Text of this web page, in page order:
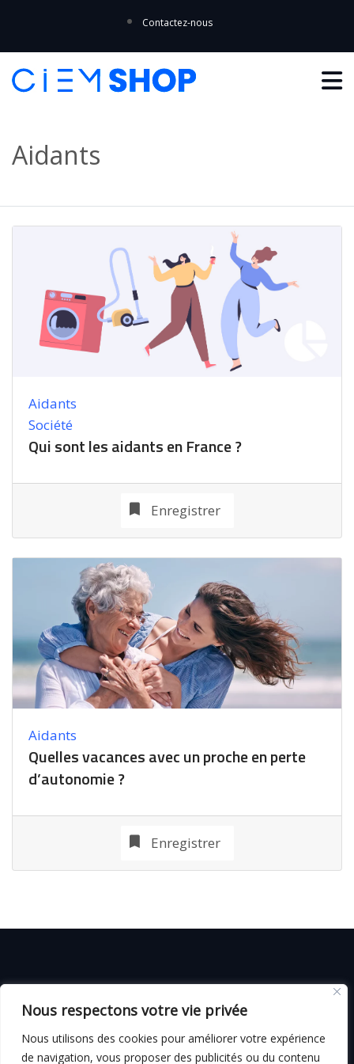
Nous respectons votre vie privée
Nous utilisons des cookies pour améliorer votre expérience
de navigation, vous proposer des publicités ou du contenu
Contactez-nous
Aidants
Aidants
Société
Qui sont les aidants en France ?
Enregistrer
Aidants
Quelles vacances avec un proche en perte
d’autonomie ?
Enregistrer
CGV